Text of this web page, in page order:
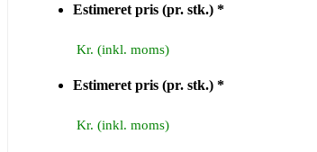
Estimeret pris (pr. stk.) *
Estimeret pris (pr. stk.) *